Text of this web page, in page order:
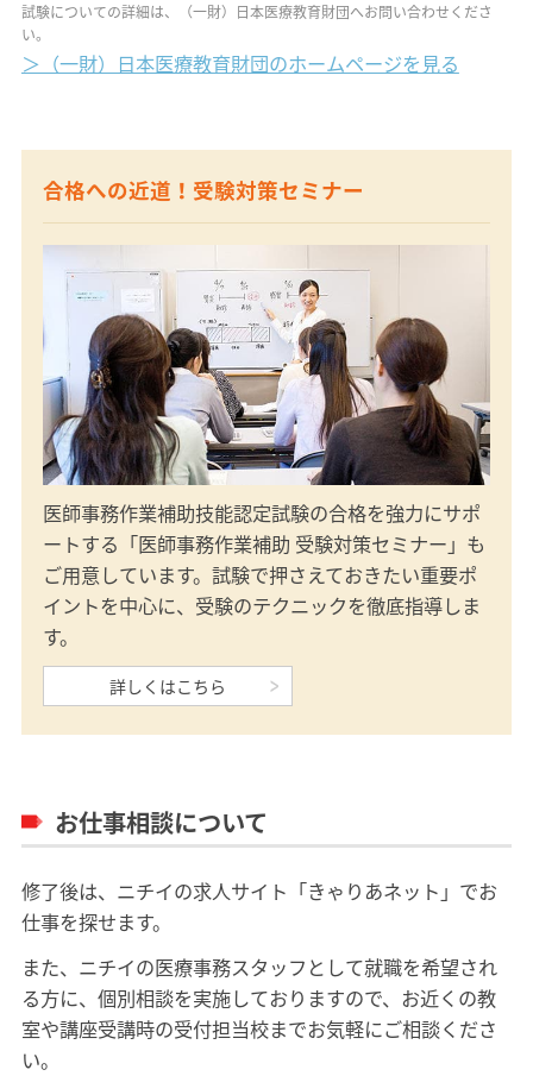
試験についての詳細は、（一財）日本医療教育財団へお問い合わせくださ
い。
＞（一財）日本医療教育財団のホームページを見る
合格への近道！受験対策セミナー
医師事務作業補助技能認定試験の合格を強力にサポ
ートする「医師事務作業補助 受験対策セミナー」も
ご用意しています。試験で押さえておきたい重要ポ
イントを中心に、受験のテクニックを徹底指導しま
す。
詳しくはこちら
お仕事相談について
修了後は、ニチイの求人サイト「きゃりあネット」でお
仕事を探せます。
また、ニチイの医療事務スタッフとして就職を希望され
る方に、個別相談を実施しておりますので、お近くの教
室や講座受講時の受付担当校までお気軽にご相談くださ
い。